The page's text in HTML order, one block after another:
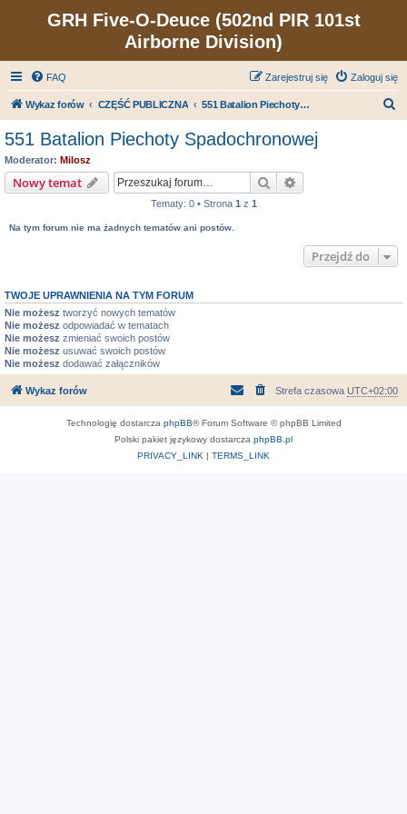
GRH Five-O-Deuce (502nd PIR 101st
Airborne Division)
FAQ Zaloguj się
Zarejestruj się
Wykaz forów CZĘŚĆ PUBLICZNA 551 Batalion Piechoty Spadochronowej
551 Batalion Piechoty Spadochronowej
Moderator: Milosz
Nowy temat Szukaj
Tematy: 0 • Strona 1 z 1
Na tym forum nie ma żadnych tematów ani postów.
Przejdź do
TWOJE UPRAWNIENIA NA TYM FORUM
Nie możesz tworzyć nowych tematów
Nie możesz odpowiadać w tematach
Nie możesz zmieniać swoich postów
Nie możesz usuwać swoich postów
Nie możesz dodawać załączników
Wykaz forów Strefa czasowa UTC+02:00
Technologię dostarcza phpBB® Forum Software © phpBB Limited
Polski pakiet językowy dostarcza phpBB.pl
PRIVACY_LINK | TERMS_LINK